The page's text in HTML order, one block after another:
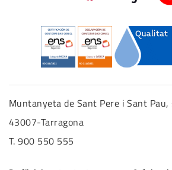
Muntanyeta de Sant Pere i Sant
43007-Tarragona
T. 900 550 555